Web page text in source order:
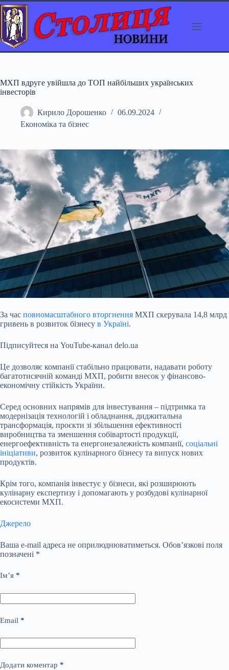
Перейти
до
вмісту
МХП вдруге увійшла до ТОП найбільших українських
інвесторів
Кирило Дорошенко
06.09.2024
Економіка та бізнес
За час повномасштабного вторгнення МХП скерувала 14,8 млрд
гривень в розвиток бізнесу в Україні.
Підписуйтеся на YouTube-канал delo.ua
Це дозволяє компанії стабільно працювати, надавати роботу
багатотисячній команді МХП, робити внесок у фінансово-
економічну стійкість України.
Серед основних напрямів для інвестування – підтримка та
модернізація технологій і обладнання, диджитальна
трансформація, проєкти зі збільшення ефективності
виробництва та зменшення собівартості продукції,
енергоефективність та енергонезалежність компанії, соціальні
ініціативи, розвиток кулінарного бізнесу та випуск нових
продуктів.
Крім того, компанія інвестує у бізнеси, які розширюють
кулінарну експертизу і допомагають у розбудові кулінарної
екосистеми МХП.
Джерело
Ваша e-mail адреса не оприлюднюватиметься. Обов’язкові поля
позначені *
Ім’я *
Email *
Додати коментар *